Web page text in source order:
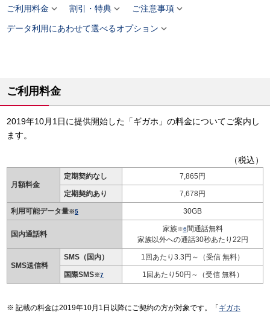
ご利用料金  割引・特典 ご注意事項
データ利用にあわせて選べるオプション 
ご利用料金
2019年10月1日に提供開始した「ギガホ」の料金についてご案内し
ます。
（税込）
月額料金
定期契約なし 7,865円
定期契約あり 7,678円
利用可能データ量※5 30GB
国内通話料
家族※6間通話無料
家族以外への通話30秒あたり22円
SMS送信料
SMS（国内） 1回あたり3.3円～（受信 無料）
国際SMS※7 1回あたり50円～（受信 無料）
記載の料金は2019年10月1日以降にご契約の方が対象です。「 ギガホ